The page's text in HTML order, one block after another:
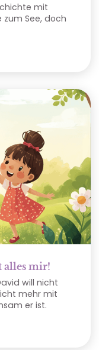
mit
zum See, doch
alles mir!
will nicht
mehr mit
er ist.